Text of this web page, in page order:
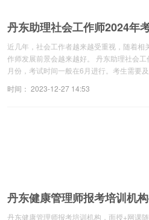
丹东助理社会工作师2024年
近几年，社会工作者越来越受重视，随着
作师发展前景会越来越好。 丹东助理社会
月份，考试时间一般在6月进行。考生需要
时间： 2023-12-27 14:53
丹东健康管理师报考培训机
丹东健康管理师报考培训机构，面授+网课